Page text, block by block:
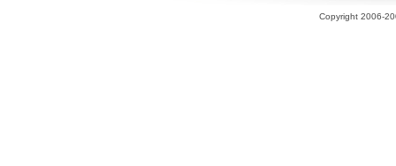
Copyright 2006-